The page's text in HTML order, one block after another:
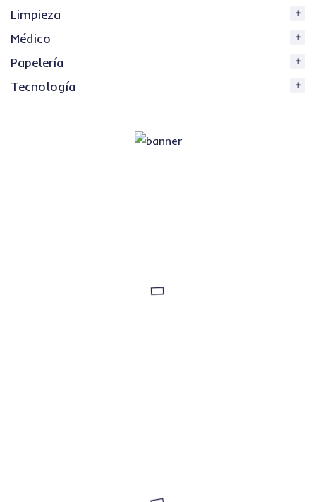
Limpieza
Médico
Papelería
Tecnología